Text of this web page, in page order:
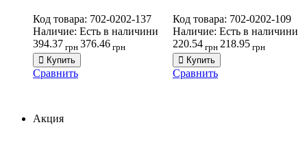
Код товара: 702-0202-137
Наличие: Есть в наличини
394.37 грн 376.46 грн
Купить
Сравнить
Код товара: 702-0202-109
Наличие: Есть в наличини
220.54грн 218.95грн
Купить
Сравнить
Акция